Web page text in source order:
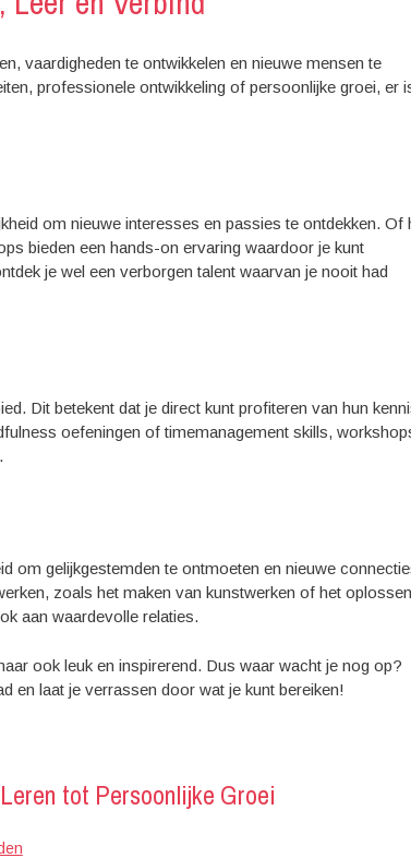
vaardigheden te ontwikkelen en nieuwe mensen te
professionele ontwikkeling of persoonlijke groei, er
om nieuwe interesses en passies te ontdekken. Of
bieden een hands-on ervaring waardoor je kunt
je wel een verborgen talent waarvan je nooit had
Dit betekent dat je direct kunt profiteren van hun
oefeningen of timemanagement skills,
om gelijkgestemden te ontmoeten en nieuwe
zoals het maken van kunstwerken of het oplossen
aan waardevolle relaties.
ook leuk en inspirerend. Dus waar wacht je nog op?
en laat je verrassen door wat je kunt bereiken!
tot Persoonlijke Groei